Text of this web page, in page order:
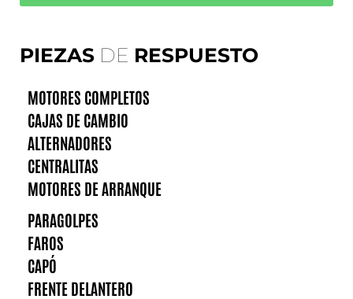
PIEZAS DE RESPUESTO
MOTORES COMPLETOS
CAJAS DE CAMBIO
ALTERNADORES
CENTRALITAS
MOTORES DE ARRANQUE
PARAGOLPES
FAROS
CAPÓ
FRENTE DELANTERO